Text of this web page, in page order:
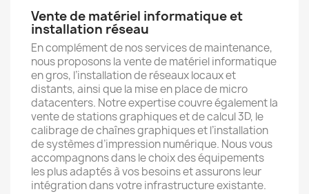
Vente de matériel informatique et
installation réseau
En complément de nos services de maintenance,
nous proposons la vente de matériel informatique
en gros, l’installation de réseaux locaux et
distants, ainsi que la mise en place de micro
datacenters. Notre expertise couvre également la
vente de stations graphiques et de calcul 3D, le
calibrage de chaînes graphiques et l’installation
de systèmes d’impression numérique. Nous vous
accompagnons dans le choix des équipements
les plus adaptés à vos besoins et assurons leur
intégration dans votre infrastructure existante.